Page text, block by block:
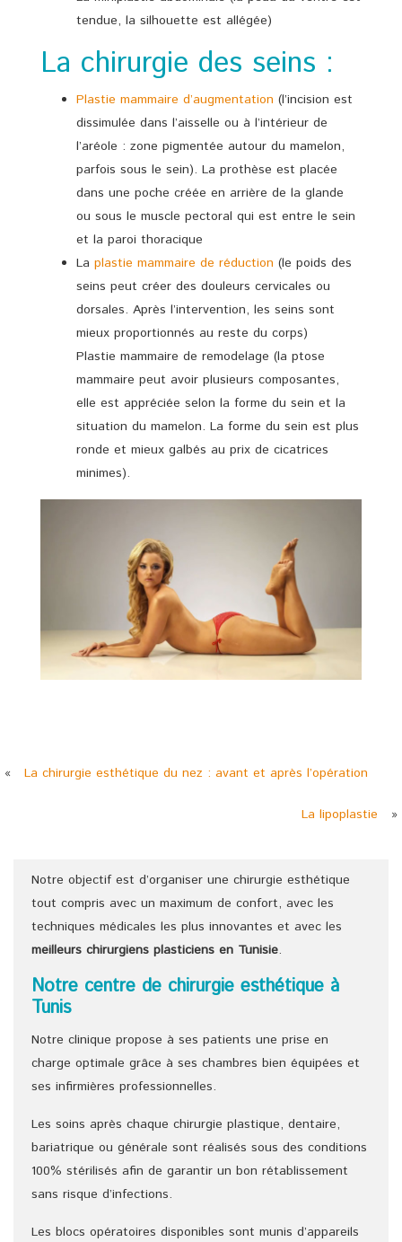
tendue, la silhouette est allégée)
La chirurgie des seins :
Plastie mammaire d’augmentation (l’incision est
dissimulée dans l’aisselle ou à l’intérieur de
l’aréole : zone pigmentée autour du mamelon,
parfois sous le sein). La prothèse est placée
dans une poche créée en arrière de la glande
ou sous le muscle pectoral qui est entre le sein
et la paroi thoracique
La plastie mammaire de réduction (le poids des
seins peut créer des douleurs cervicales ou
dorsales. Après l’intervention, les seins sont
mieux proportionnés au reste du corps)
Plastie mammaire de remodelage (la ptose
mammaire peut avoir plusieurs composantes,
elle est appréciée selon la forme du sein et la
situation du mamelon. La forme du sein est plus
ronde et mieux galbés au prix de cicatrices
minimes).
« La chirurgie esthétique du nez : avant et après l’opération
La lipoplastie »
Notre objectif est d’organiser une chirurgie esthétique
tout compris avec un maximum de confort, avec les
techniques médicales les plus innovantes et avec les
meilleurs chirurgiens plasticiens en Tunisie.
Notre centre de chirurgie esthétique à
Tunis
Notre clinique propose à ses patients une prise en
charge optimale grâce à ses chambres bien équipées et
ses infirmières professionnelles.
Les soins après chaque chirurgie plastique, dentaire,
bariatrique ou générale sont réalisés sous des conditions
100% stérilisés afin de garantir un bon rétablissement
sans risque d’infections.
Les blocs opératoires disponibles sont munis d’appareils